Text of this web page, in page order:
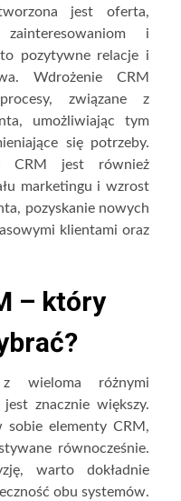
jest oferta,
i
pozytywne relacje i
Wdrożenie CRM
związane z
umożliwiając tym
się potrzeby.
CRM jest również
marketingu i wzrost
pozyskanie nowych
klientami oraz
– który
wieloma różnymi
znacznie większy.
sobie elementy CRM,
równocześnie.
warto dokładnie
obu systemów.